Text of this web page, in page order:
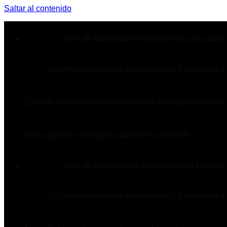
Saltar al contenido